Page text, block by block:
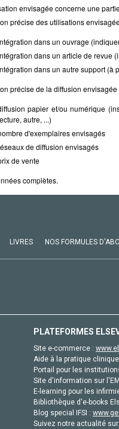
envisagée concerne une
précise des utilisations
dans un ouvrage
dans un article de revue
dans un autre support (à
précise de la diffusion envisagée
papier et/ou numérique
autre, ...)
d'exemplaires envisagés
de diffusion envisagés
de vente
complètes.
LIVRES NOS FORMULES
PLATEFORMES
Site e-commerce :
Aide à la pratique
Portail pour les
Site d'information sur
E-learning pour les
Bibliothèque d'e-books
Blog special IFSI :
Suivez notre actualité